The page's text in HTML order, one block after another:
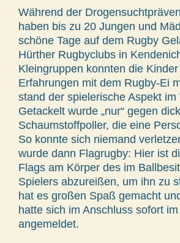
Während der
haben bis zu 20 Jungen und
schöne Tage auf dem Rugby
Hürther Rugbyclubs in
Kleingruppen konnten die
Erfahrungen mit dem Rugby-Ei
stand der spielerische Aspekt im
Getackelt wurde „nur“ gegen
Schaumstoffpoller, die eine
So konnte sich niemand
wurde dann Flagrugby: Hier ist
Flags am Körper des im
Spielers abzureißen, um ihn zu
hat es großen Spaß gemacht
hatte sich im Anschluss sofort
angemeldet.